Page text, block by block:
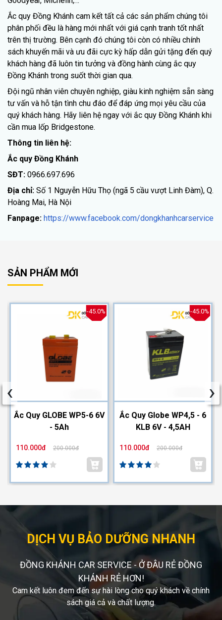
Ắc quy Đồng Khánh cam kết tất cả các sản phẩm chúng tôi
phân phối đều là hàng mới nhất với giá cạnh tranh tốt nhất
trên thị trường. Bên cạnh đó chúng tôi còn có nhiều chính
sách khuyến mãi và ưu đãi cực kỳ hấp dẫn gửi tặng đến quý
khách hàng đã luôn tin tưởng và đồng hành cùng ắc quy
Đồng Khánh trong suốt thời gian qua.
Đội ngũ nhân viên chuyên nghiệp, giàu kinh nghiệm sẵn sàng
tư vấn và hỗ tận tình chu đáo để đáp ứng mọi yêu cầu của
quý khách hàng. Hãy liên hệ ngay với ắc quy Đồng Khánh khi
cần mua lốp Bridgestone.
Thông tin liên hệ:
Ắc quy Đồng Khánh
SĐT: 0966.697.696
Địa chỉ: Số 1 Nguyễn Hữu Thọ (ngã 5 cầu vượt Linh Đàm), Q.
Hoàng Mai, Hà Nội
Fanpage: https://www.facebook.com/dongkhanhcarservice
SẢN PHẨM MỚI
-45.0%
Ắc Quy GLOBE WP5-6 6V
- 5Ah
110.000đ 200.000đ
-45.0%
Ắc Quy Globe WP4,5 - 6
KLB 6V - 4,5AH
110.000đ 200.000đ
‹ ›
DỊCH VỤ BẢO DƯỠNG NHANH
ĐỒNG KHÁNH CAR SERVICE - Ở ĐÂU RẺ ĐỒNG
KHÁNH RẺ HƠN!
Cam kết luôn đem đến sự hài lòng cho quý khách về chính
sách giá cả và chất lượng.